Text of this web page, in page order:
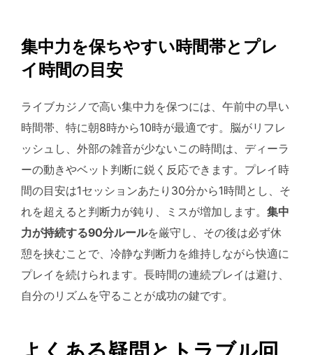
集中力を保ちやすい時間帯とプレ
イ時間の目安
ライブカジノで高い集中力を保つには、午前中の早い
時間帯、特に朝8時から10時が最適です。脳がリフレ
ッシュし、外部の雑音が少ないこの時間は、ディーラ
ーの動きやベット判断に鋭く反応できます。プレイ時
間の目安は1セッションあたり30分から1時間とし、そ
れを超えると判断力が鈍り、ミスが増加します。 集中
力が持続する90分ルールを厳守し、その後は必ず休
憩を挟むことで、冷静な判断力を維持しながら快適に
プレイを続けられます。長時間の連続プレイは避け、
自分のリズムを守ることが成功の鍵です。